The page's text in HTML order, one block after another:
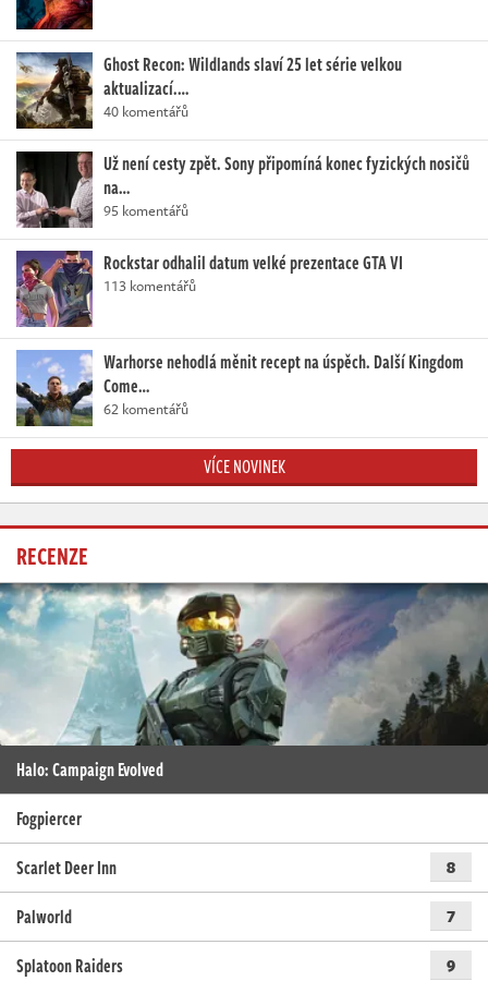
Ghost Recon: Wildlands slaví 25 let série velkou
aktualizací.…
40 komentářů
Už není cesty zpět. Sony připomíná konec fyzických nosičů
na…
95 komentářů
Rockstar odhalil datum velké prezentace GTA VI
113 komentářů
Warhorse nehodlá měnit recept na úspěch. Další Kingdom
Come…
62 komentářů
VÍCE NOVINEK
RECENZE
Halo: Campaign Evolved
Fogpiercer
Scarlet Deer Inn
8
Palworld 7
Splatoon Raiders 9